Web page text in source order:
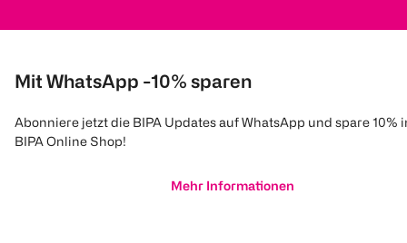
Mit WhatsApp -10% sparen
Abonniere jetzt die BIPA Updates auf WhatsApp und spare 10%
BIPA Online Shop!
Mehr Informationen